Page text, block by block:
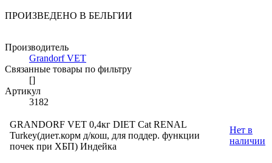
ПРОИЗВЕДЕНО В БЕЛЬГИИ
Производитель
Grandorf VET
Связанные товары по фильтру
[]
Артикул
3182
GRANDORF VET 0,4кг DIET Cat RENAL
Turkey(диет.корм д/кош, для поддер. функции
почек при ХБП) Индейка
Нет в
наличии